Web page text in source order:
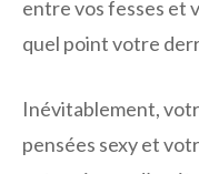
entre vos fesses et
quel point votre
Inévitablement,
pensées sexy et